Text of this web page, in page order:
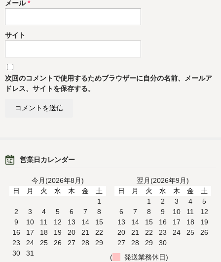
メール*
サイト
次回のコメントで使用するためブラウザーに自分の名前、メールア
ドレス、サイトを保存する。
営業日カレンダー
今月(2026年8月)
日
月 火 水 木 金
土
1
2
3 4 5 6 7
8
9
10 11 12 13 14
15
16
17 18 19 20 21
22
23
24 25 26 27 28
29
30
31
翌月(2026年9月)
日
月 火 水 木 金
土
1
2 3 4
5
6
7 8 9 10 11
12
13
14 15 16 17 18
19
20
21 22 23 24 25
26
27
28 29
30
(
発送業務休日)